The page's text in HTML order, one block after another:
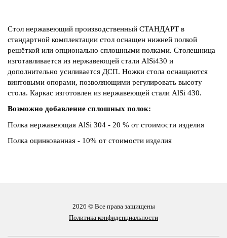
Стол нержавеющий производственный СТАНДАРТ в
стандартной комплектации стол оснащен нижней полкой
решёткой или опционально сплошными полками. Столешница
изготавливается из нержавеющей стали AlSi430 и
дополнительно усиливается ДСП. Ножки стола оснащаются
винтовыми опорами, позволяющими регулировать высоту
стола. Каркас изготовлен из нержавеющей стали AlSi 430.
Возможно добавление сплошных полок:
Полка нержавеющая AlSi 304 - 20 % от стоимости изделия
Полка оцинкованная - 10% от стоимости изделия
2026 © Все права защищены
Политика конфиденциальности